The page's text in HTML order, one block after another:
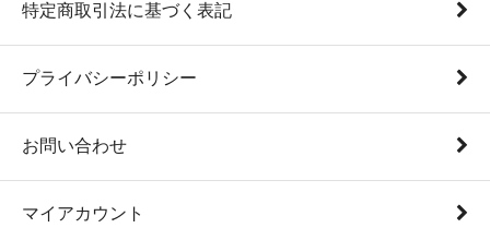
特定商取引法に基づく表記
プライバシーポリシー
お問い合わせ
マイアカウント